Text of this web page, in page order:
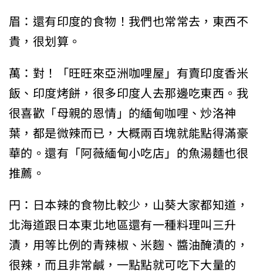
眉：還有印度的食物！我們也常常去，東西不
貴，很划算。
萬：對！「旺旺來亞洲咖哩屋」有賣印度香米
飯、印度烤餅，很多印度人去那邊吃東西。我
很喜歡「母親的恩情」的緬甸咖哩、炒洛神
葉，都是微辣而已，大概兩百塊就能點得滿豪
華的。還有「阿薇緬甸小吃店」的魚湯麵也很
推薦。
円：日本辣的食物比較少，山葵大家都知道，
北海道跟日本東北地區還有一種料理叫三升
漬，用等比例的青辣椒、米麴、醬油醃漬的，
很辣，而且非常鹹，一點點就可吃下大量的